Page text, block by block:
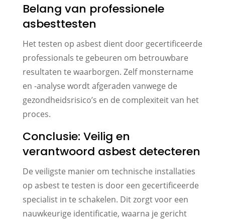
Belang van professionele
asbesttesten
Het testen op asbest dient door gecertificeerde
professionals te gebeuren om betrouwbare
resultaten te waarborgen. Zelf monstername
en -analyse wordt afgeraden vanwege de
gezondheidsrisico’s en de complexiteit van het
proces.
Conclusie: Veilig en
verantwoord asbest detecteren
De veiligste manier om technische installaties
op asbest te testen is door een gecertificeerde
specialist in te schakelen. Dit zorgt voor een
nauwkeurige identificatie, waarna je gericht